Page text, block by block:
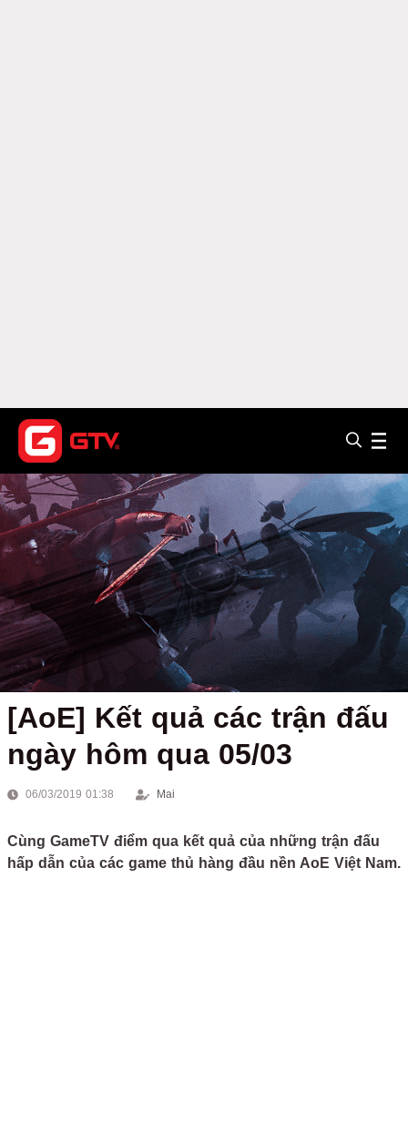
[AoE] Kết quả các trận đấu
ngày hôm qua 05/03
06/03/2019 01:38 Mai
Cùng GameTV điểm qua kết quả của những trận đấu
hấp dẫn của các game thủ hàng đầu nền AoE Việt Nam.